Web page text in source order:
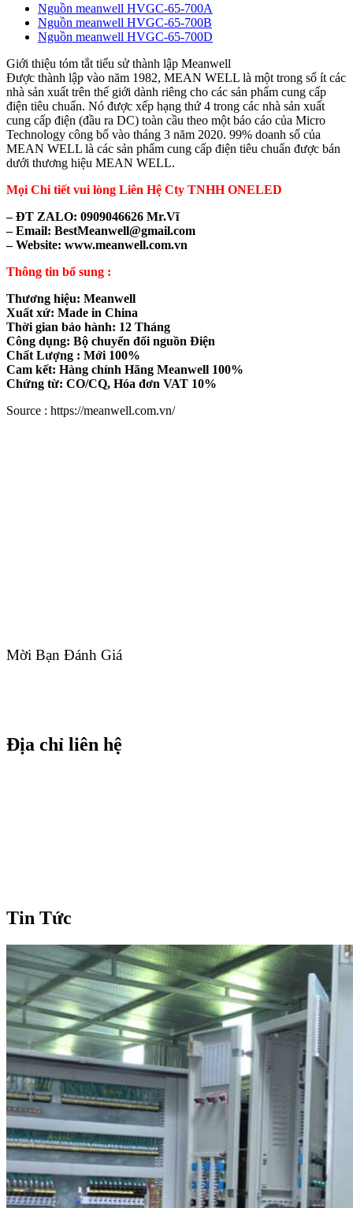
Nguồn meanwell HVGC-65-700A
Nguồn meanwell HVGC-65-700B
Nguồn meanwell HVGC-65-700D
Giới thiệu tóm tắt tiểu sử thành lập Meanwell
Được thành lập vào năm 1982, MEAN WELL là một trong số ít các
nhà sản xuất trên thế giới dành riêng cho các sản phẩm cung cấp
điện tiêu chuẩn. Nó được xếp hạng thứ 4 trong các nhà sản xuất
cung cấp điện (đầu ra DC) toàn cầu theo một báo cáo của Micro
Technology công bố vào tháng 3 năm 2020. 99% doanh số của
MEAN WELL là các sản phẩm cung cấp điện tiêu chuẩn được bán
dưới thương hiệu MEAN WELL.
Mọi Chi tiết vui lòng Liên Hệ Cty TNHH ONELED
– ĐT ZALO: 0909046626 Mr.Vĩ
– Email: BestMeanwell@gmail.com
– Website: www.meanwell.com.vn
Thông tin bổ sung :
Thương hiệu: Meanwell
Xuất xứ: Made in China
Thời gian bảo hành: 12 Tháng
Công dụng: Bộ chuyển đổi nguồn Điện
Chất Lượng : Mới 100%
Cam kết: Hàng chính Hãng Meanwell 100%
Chứng từ: CO/CQ, Hóa đơn VAT 10%
Source : https://meanwell.com.vn/
Mời Bạn Đánh Giá
Địa chỉ liên hệ
Tin Tức